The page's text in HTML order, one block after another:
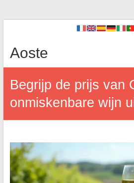
Aoste
Begrijp de prijs van
onmiskenbare wijn